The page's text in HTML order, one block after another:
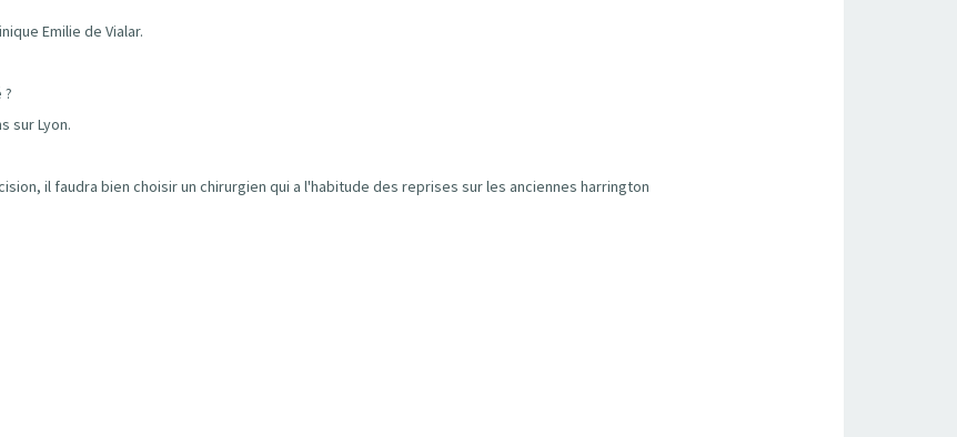
Emilie de Vialar.
sur Lyon.
il faudra bien choisir un chirurgien qui a l'habitude des reprises sur les anciennes harrington